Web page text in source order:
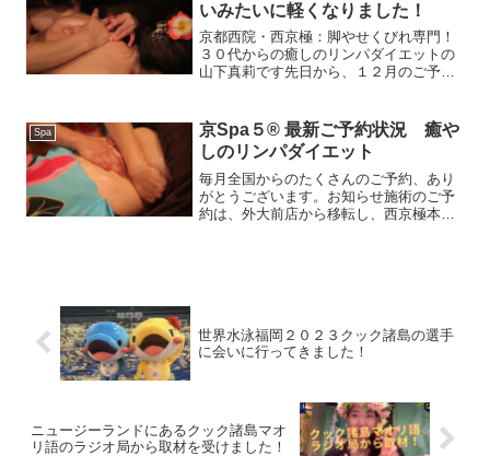
いみたいに軽くなりました！
京都西院・西京極：脚やせくびれ専門！
３０代からの癒しのリンパダイエットの
山下真莉です先日から、１２月のご予約
ターさまから感激のお言葉をいただきま
した。「しんどい部分を見...
Spa
京Spa５® 最新ご予約状況 癒や
しのリンパダイエット
毎月全国からのたくさんのご予約、あり
がとうございます。お知らせ施術のご予
約は、外大前店から移転し、西京極本店
世界水泳福岡２０２３クック諸島の選手
に会いに行ってきました！
ニュージーランドにあるクック諸島マオ
リ語のラジオ局から取材を受けました！